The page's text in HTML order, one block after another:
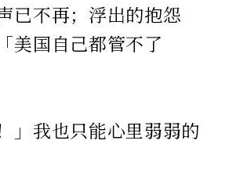
已不再；浮出的抱怨
美国自己都管不了
」我也只能心里弱弱的